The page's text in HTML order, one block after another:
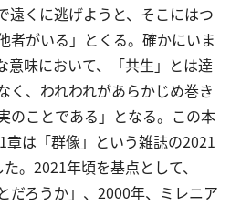
遠くに逃げようと、そこにはつ
者がいる」とくる。確かにいま
意味において、「共生」とは達
く、われわれがあらかじめ巻き
のことである」となる。この本
章は「群像」という雑誌の2021
。2021年頃を基点として、
だろうか」、2000年、ミレニア